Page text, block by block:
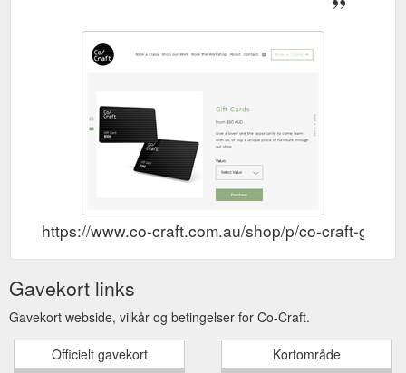
https://www.co-craft.com.au/shop/p/co-craft-gift-
Gavekort links
Gavekort webside, vilkår og betingelser for Co-Craft.
Officielt gavekort Kortområde